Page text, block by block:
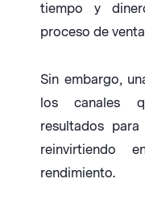
tiempo y
proceso de
Sin embargo,
los canales
resultados
rendimiento.